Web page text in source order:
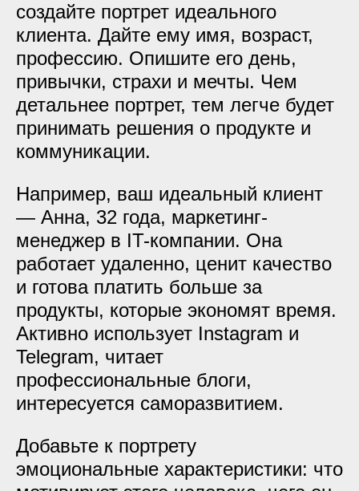
создайте портрет идеального
клиента. Дайте ему имя, возраст,
профессию. Опишите его день,
привычки, страхи и мечты. Чем
детальнее портрет, тем легче будет
принимать решения о продукте и
коммуникации.
Например, ваш идеальный клиент
— Анна, 32 года, маркетинг-
менеджер в IT-компании. Она
работает удаленно, ценит качество
и готова платить больше за
продукты, которые экономят время.
Активно использует Instagram и
Telegram, читает
профессиональные блоги,
интересуется саморазвитием.
Добавьте к портрету
эмоциональные характеристики: что